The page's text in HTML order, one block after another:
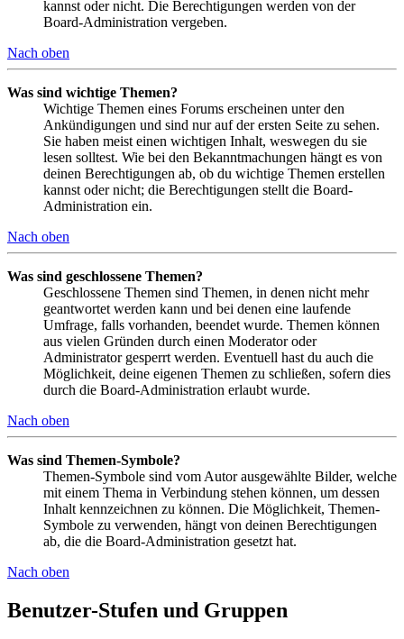
kannst oder nicht. Die Berechtigungen werden von der
Board-Administration vergeben.
Nach oben
Was sind wichtige Themen?
Wichtige Themen eines Forums erscheinen unter den
Ankündigungen und sind nur auf der ersten Seite zu sehen.
Sie haben meist einen wichtigen Inhalt, weswegen du sie
lesen solltest. Wie bei den Bekanntmachungen hängt es von
deinen Berechtigungen ab, ob du wichtige Themen erstellen
kannst oder nicht; die Berechtigungen stellt die Board-
Administration ein.
Nach oben
Was sind geschlossene Themen?
Geschlossene Themen sind Themen, in denen nicht mehr
geantwortet werden kann und bei denen eine laufende
Umfrage, falls vorhanden, beendet wurde. Themen können
aus vielen Gründen durch einen Moderator oder
Administrator gesperrt werden. Eventuell hast du auch die
Möglichkeit, deine eigenen Themen zu schließen, sofern dies
durch die Board-Administration erlaubt wurde.
Nach oben
Was sind Themen-Symbole?
Themen-Symbole sind vom Autor ausgewählte Bilder, welche
mit einem Thema in Verbindung stehen können, um dessen
Inhalt kennzeichnen zu können. Die Möglichkeit, Themen-
Symbole zu verwenden, hängt von deinen Berechtigungen
ab, die die Board-Administration gesetzt hat.
Nach oben
Benutzer-Stufen und Gruppen